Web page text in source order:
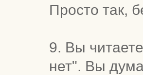
Просто так,
9. Вы
нет". Вы